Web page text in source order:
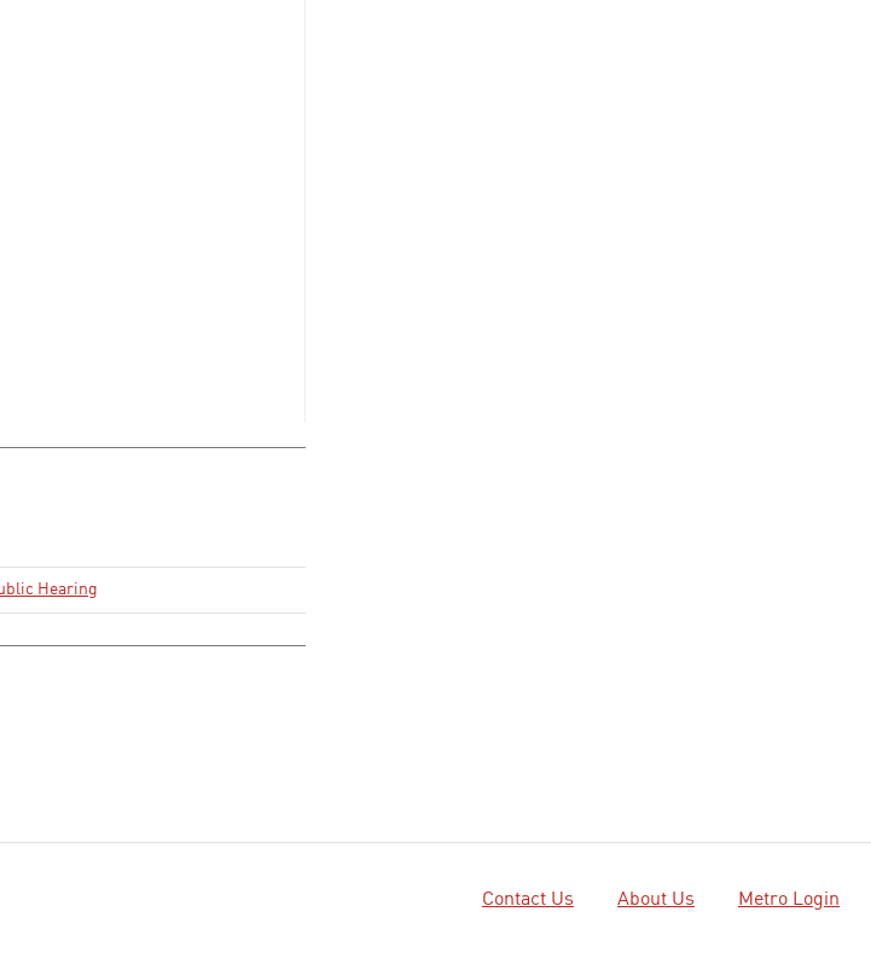
Hearing
Contact Us About Us Metro Login